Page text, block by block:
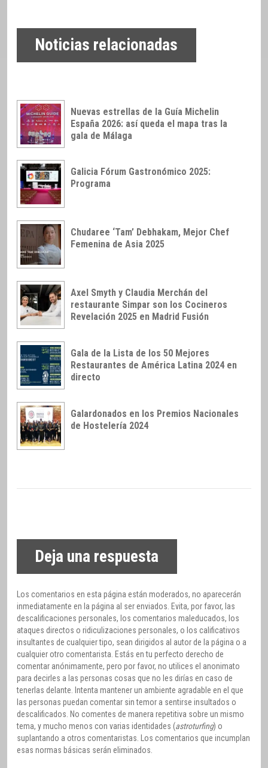
Noticias relacionadas
Nuevas estrellas de la Guía Michelin
España 2026: así queda el mapa tras la
gala de Málaga
Galicia Fórum Gastronómico 2025:
Programa
Chudaree ‘Tam’ Debhakam, Mejor Chef
Femenina de Asia 2025
Axel Smyth y Claudia Merchán del
restaurante Simpar son los Cocineros
Revelación 2025 en Madrid Fusión
Gala de la Lista de los 50 Mejores
Restaurantes de América Latina 2024 en
directo
Galardonados en los Premios Nacionales
de Hostelería 2024
Deja una respuesta
Los comentarios en esta página están moderados, no aparecerán
inmediatamente en la página al ser enviados. Evita, por favor, las
descalificaciones personales, los comentarios maleducados, los
ataques directos o ridiculizaciones personales, o los calificativos
insultantes de cualquier tipo, sean dirigidos al autor de la página o a
cualquier otro comentarista. Estás en tu perfecto derecho de
comentar anónimamente, pero por favor, no utilices el anonimato
para decirles a las personas cosas que no les dirías en caso de
tenerlas delante. Intenta mantener un ambiente agradable en el que
las personas puedan comentar sin temor a sentirse insultados o
descalificados. No comentes de manera repetitiva sobre un mismo
tema, y mucho menos con varias identidades (astroturfing) o
suplantando a otros comentaristas. Los comentarios que incumplan
esas normas básicas serán eliminados.